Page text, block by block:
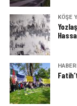
KÖŞE